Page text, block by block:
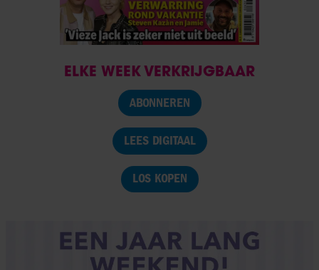
ELKE WEEK VERKRIJGBAAR
ABONNEREN
LEES DIGITAAL
LOS KOPEN